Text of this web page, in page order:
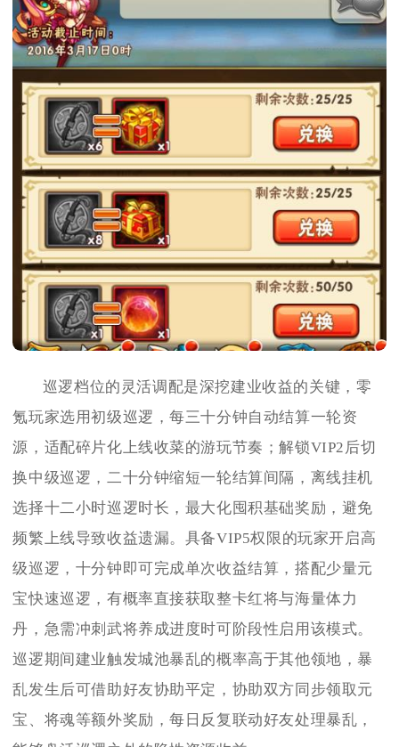
巡逻档位的灵活调配是深挖建业收益的关键，零
氪玩家选用初级巡逻，每三十分钟自动结算一轮资
源，适配碎片化上线收菜的游玩节奏；解锁VIP2后切
换中级巡逻，二十分钟缩短一轮结算间隔，离线挂机
选择十二小时巡逻时长，最大化囤积基础奖励，避免
频繁上线导致收益遗漏。具备VIP5权限的玩家开启高
级巡逻，十分钟即可完成单次收益结算，搭配少量元
宝快速巡逻，有概率直接获取整卡红将与海量体力
丹，急需冲刺武将养成进度时可阶段性启用该模式。
巡逻期间建业触发城池暴乱的概率高于其他领地，暴
乱发生后可借助好友协助平定，协助双方同步领取元
宝、将魂等额外奖励，每日反复联动好友处理暴乱，